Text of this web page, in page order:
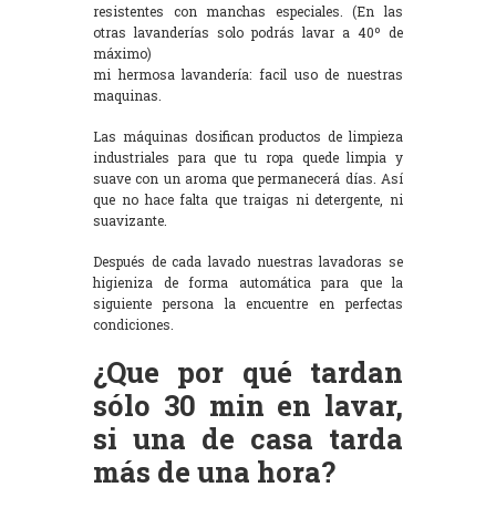
resistentes con manchas especiales. (En las
otras lavanderías solo podrás lavar a 40º de
máximo)
mi hermosa lavandería: facil uso de nuestras
maquinas.
Las máquinas dosifican productos de limpieza
industriales para que tu ropa quede limpia y
suave con un aroma que permanecerá días. Así
que no hace falta que traigas ni detergente, ni
suavizante.
Después de cada lavado nuestras lavadoras se
higieniza de forma automática para que la
siguiente persona la encuentre en perfectas
condiciones.
¿Que por qué tardan
sólo 30 min en lavar,
si una de casa tarda
más de una hora?